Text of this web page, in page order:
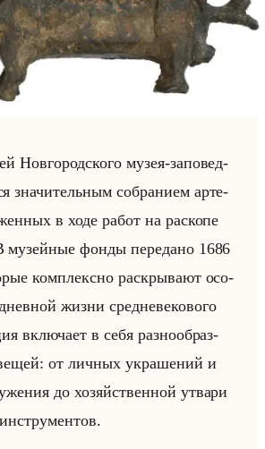
Нов­го­род­ско­го музея-за­по­вед­
зна­чи­тельным со­бра­ни­ем ар­те­
в ходе работ на рас­ко­пе
фонды пе­ре­да­но 1686
ком­плекс­но рас­кры­ва­ют осо­
жизни сред­не­ве­ко­во­го
вклю­ча­ет в себя раз­но­об­раз­
от лич­ных укра­ше­ний и
до хо­зяйствен­ной утва­ри